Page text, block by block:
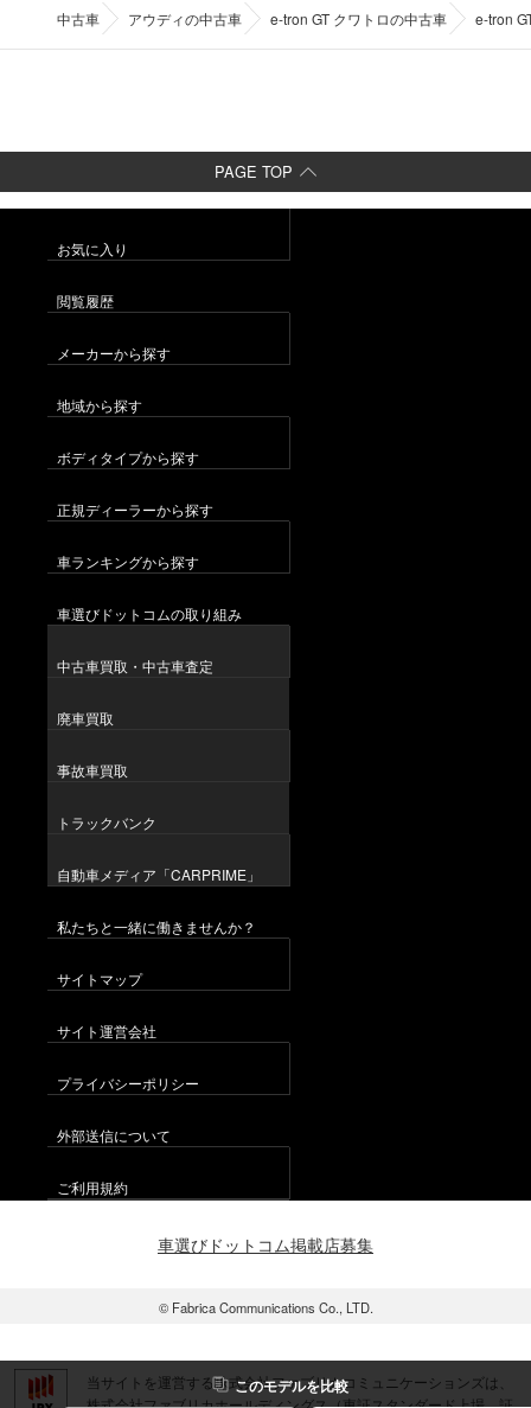
このモデルを比較
中古車 アウディの中古車 e-tron GT クワトロの中古車 e-tron
PAGE TOP
お気に入り
閲覧履歴
メーカーから探す
地域から探す
ボディタイプから探す
正規ディーラーから探す
車ランキングから探す
車選びドットコムの取り組み
中古車買取・中古車査定
廃車買取
事故車買取
トラックバンク
自動車メディア「CARPRIME」
私たちと一緒に働きませんか？
サイトマップ
サイト運営会社
プライバシーポリシー
外部送信について
ご利用規約
車選びドットコム掲載店募集
© Fabrica Communications Co., LTD.
当サイトを運営する株式会社ファブリカコミュニケーションズは、
株式会社ファブリカホールディングス（東証スタンダード上場 証